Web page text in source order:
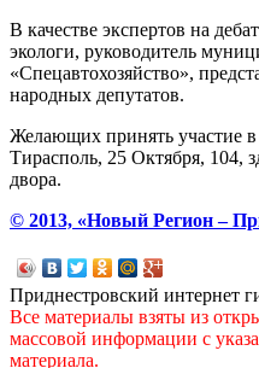
В качестве экспертов на
экологи, руководитель
«Спецавтохозяйство»,
народных депутатов.
Желающих принять участие
Тирасполь, 25 Октября, 104,
двора.
© 2013, «Новый Регион –
Приднестровский интернет
Все материалы взяты из
массовой информации с
материала.